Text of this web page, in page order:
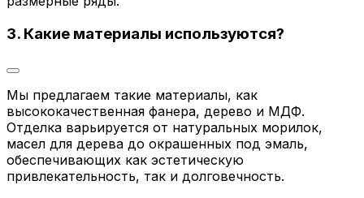
3. Какие материалы используются?
Мы предлагаем такие материалы, как
высококачественная фанера, дерево и МДФ.
Отделка варьируется от натуральных морилок,
масел для дерева до окрашенных под эмаль,
обеспечивающих как эстетическую
привлекательность, так и долговечность.